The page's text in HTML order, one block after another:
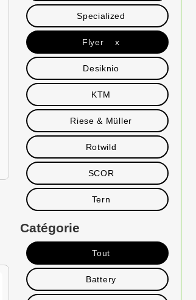
Specialized
Flyer x
Desiknio
KTM
Riese & Müller
Rotwild
SCOR
Tern
Catégorie
Tout
Battery